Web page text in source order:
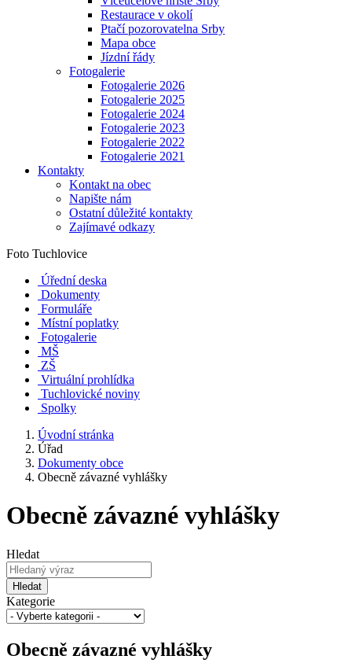
Restaurace v okolí
Ptačí pozorovatelna Srby
Mapa obce
Jízdní řády
Fotogalerie
Fotogalerie 2026
Fotogalerie 2025
Fotogalerie 2024
Fotogalerie 2023
Fotogalerie 2022
Fotogalerie 2021
Kontakty
Kontakt na obec
Napište nám
Ostatní důležité kontakty
Zajímavé odkazy
Foto Tuchlovice
Úřední deska
Dokumenty
Formuláře
Místní poplatky
Fotogalerie
MŠ
ZŠ
Virtuální prohlídka
Tuchlovické noviny
Spolky
Úvodní stránka
Úřad
Dokumenty obce
Obecně závazné vyhlášky
Obecně závazné vyhlášky
Hledat
Hledat
Kategorie
Obecně závazné vyhlášky